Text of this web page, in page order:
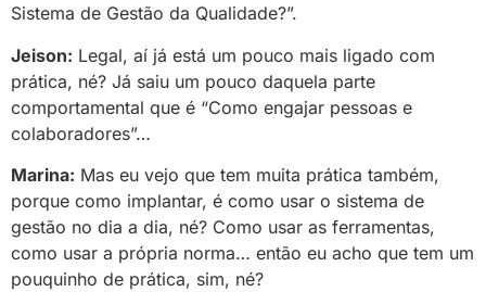
Sistema de Gestão da Qualidade?”.
Jeison: Legal, aí já está um pouco mais ligado com
prática, né? Já saiu um pouco daquela parte
comportamental que é “Como engajar pessoas e
colaboradores”…
Marina: Mas eu vejo que tem muita prática também,
porque como implantar, é como usar o sistema de
gestão no dia a dia, né? Como usar as ferramentas,
como usar a própria norma… então eu acho que tem um
pouquinho de prática, sim, né?